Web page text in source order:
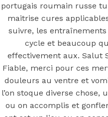
portugais roumain russe
maitrise cures
suivre, les
cycle et beaucoup
effectivement aux. Salut
Fiable, merci pour ces
douleurs au ventre et
l’on stoque diverse chose,
ou on accomplis et
You may also like
Step 1
August 16, 2018October 9,
Previous Ordonnance
Main Page
NextTegretol Pharmacie